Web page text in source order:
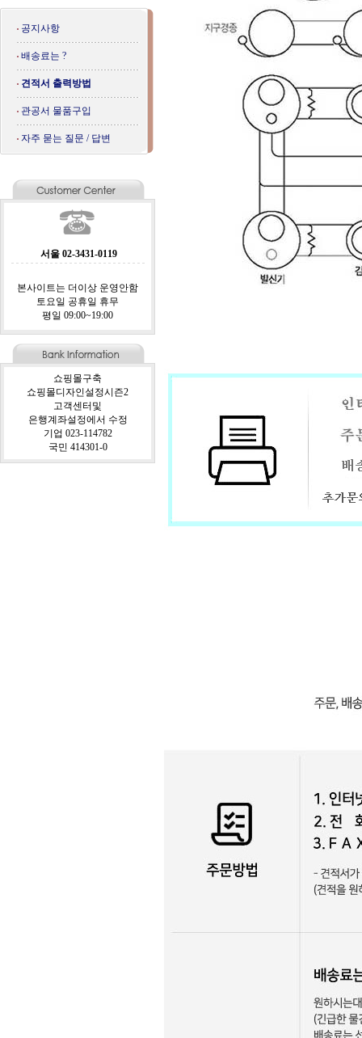
공지사항
배송료는 ?
견적서 출력방법
관공서 물품구입
자주 묻는 질문 / 답변
서울 02-3431-0119
본사이트는 더이상 운영안함
토요일 공휴일 휴무
평일 09:00~19:00
쇼핑몰구축
쇼핑몰디자인설정시즌2
고객센터및
은행계좌설정에서 수정
기업 023-114782
국민 414301-0